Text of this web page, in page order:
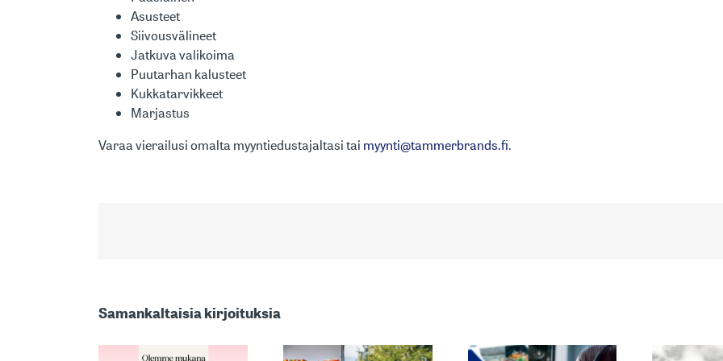
Asusteet
Siivousvälineet
Jatkuva valikoima
Puutarhan kalusteet
Kukkatarvikkeet
Marjastus
Varaa vierailusi omalta myyntiedustajaltasi tai myynti@tammerbrands.fi.
Samankaltaisia kirjoituksia
YKSI
TUNNETUIMMISTA:
KEVÄT/KESÄ